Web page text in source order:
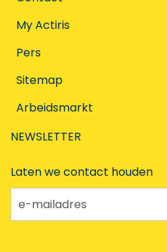
My Actiris
Pers
Sitemap
Arbeidsmarkt
NEWSLETTER
Laten we contact houden
e-mailadres